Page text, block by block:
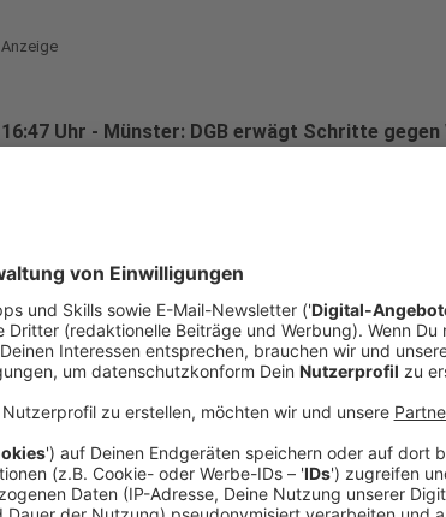
Anzeige
16:47 Uhr - Münster: DGB erwägt Schritte
Nach den mehr als 260 Covid-19-Erkrankungen
Münsterland von Westfleisch, die moralische
hatten zuvor ihre Mitarbeiter in engen
rechtliche Schritte. Außerdem fordert der DGB,
Anzeige
16:45 Uhr - Region: Corona-Update
Patrick Melz fasst die aktuellen Zahlen aus der